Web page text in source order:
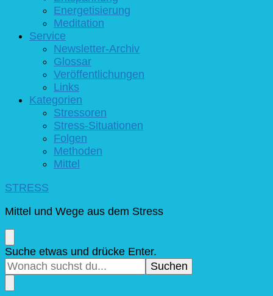
Energetisierung
Meditation
Service
Newsletter-Archiv
Glossar
Veröffentlichungen
Links
Kategorien
Stressoren
Stress-Situationen
Folgen
Methoden
Mittel
STRESS
Mittel und Wege aus dem Stress
Suchst
du
nach
etwas?
Suche etwas und drücke Enter.